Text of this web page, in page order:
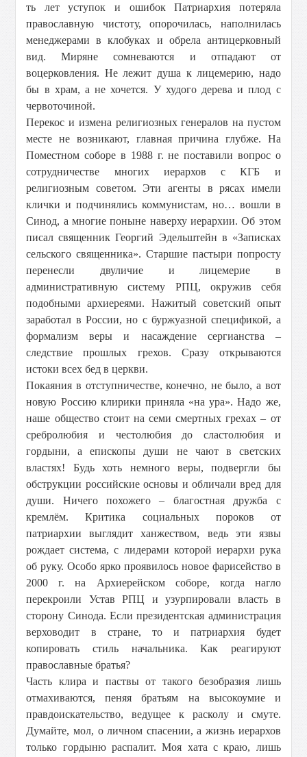
ть лет уступок и ошибок Патриархия потеряла
православную чистоту, опорочилась, наполнилась
менеджерами в клобуках и обрела антицерковный
вид. Миряне сомневаются и отпадают от
воцерковления. Не лежит душа к лицемерию, надо
бы в храм, а не хочется. У худого дерева и плод с
червоточиной.
Перекос и измена религиозных генералов на пустом
месте не возникают, главная причина глубже. На
Поместном соборе в 1988 г. не поставили вопрос о
сотрудничестве многих иерархов с КГБ и
религиозным советом. Эти агенты в рясах имели
клички и подчинялись коммунистам, но… вошли в
Синод, а многие поныне наверху иерархии. Об этом
писал священник Георгий Эдельштейн в «Записках
сельского священника». Старшие пастыри попросту
перенесли двуличие и лицемерие в
административную систему РПЦ, окружив себя
подобными архиереями. Нажитый советский опыт
заработал в России, но с буржуазной спецификой, а
формализм веры и насаждение сергианства –
следствие прошлых грехов. Сразу открываются
истоки всех бед в церкви.
Покаяния в отступничестве, конечно, не было, а вот
новую Россию клирики приняла «на ура». Надо же,
наше общество стоит на семи смертных грехах – от
сребролюбия и честолюбия до сластолюбия и
гордыни, а епископы души не чают в светских
властях! Будь хоть немного веры, подвергли бы
обструкции российские основы и обличали вред для
души. Ничего похожего – благостная дружба с
кремлём. Критика социальных пороков от
патриархии выглядит ханжеством, ведь эти язвы
рождает система, с лидерами которой иерархи рука
об руку. Особо ярко проявилось новое фарисейство в
2000 г. на Архиерейском соборе, когда нагло
перекроили Устав РПЦ и узурпировали власть в
сторону Синода. Если президентская администрация
верховодит в стране, то и патриархия будет
копировать стиль начальника. Как реагируют
православные братья?
Часть клира и паствы от такого безобразия лишь
отмахиваются, пеняя братьям на высокоумие и
правдоискательство, ведущее к расколу и смуте.
Думайте, мол, о личном спасении, а жизнь иерархов
только гордыню распалит. Моя хата с краю, лишь